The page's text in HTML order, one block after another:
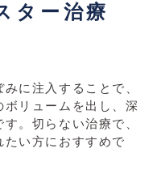
ター治療
に注入することで、
リュームを出し、深
。切らない治療で、
たい方におすすめで